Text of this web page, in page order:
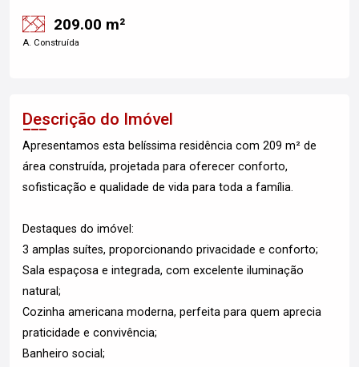
209.00 m²
A. Construída
Descrição do Imóvel
Apresentamos esta belíssima residência com 209 m² de
área construída, projetada para oferecer conforto,
sofisticação e qualidade de vida para toda a família.
Destaques do imóvel:
3 amplas suítes, proporcionando privacidade e conforto;
Sala espaçosa e integrada, com excelente iluminação
natural;
Cozinha americana moderna, perfeita para quem aprecia
praticidade e convivência;
Banheiro social;